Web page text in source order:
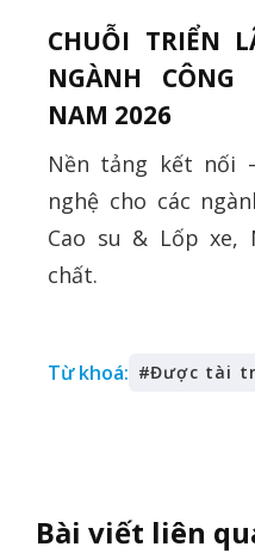
CHUỖI TRIỂN
NGÀNH
NAM 2026
Nền tảng kết nối
nghệ cho các
Cao su & Lốp xe,
chất.
Từ khoá: #Được tài
Bài viết liên